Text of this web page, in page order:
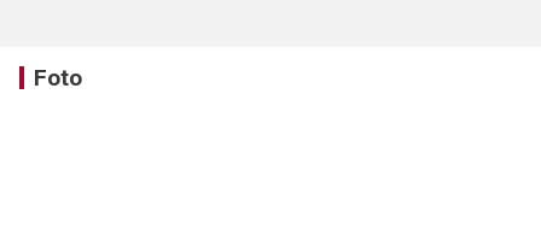
Foto